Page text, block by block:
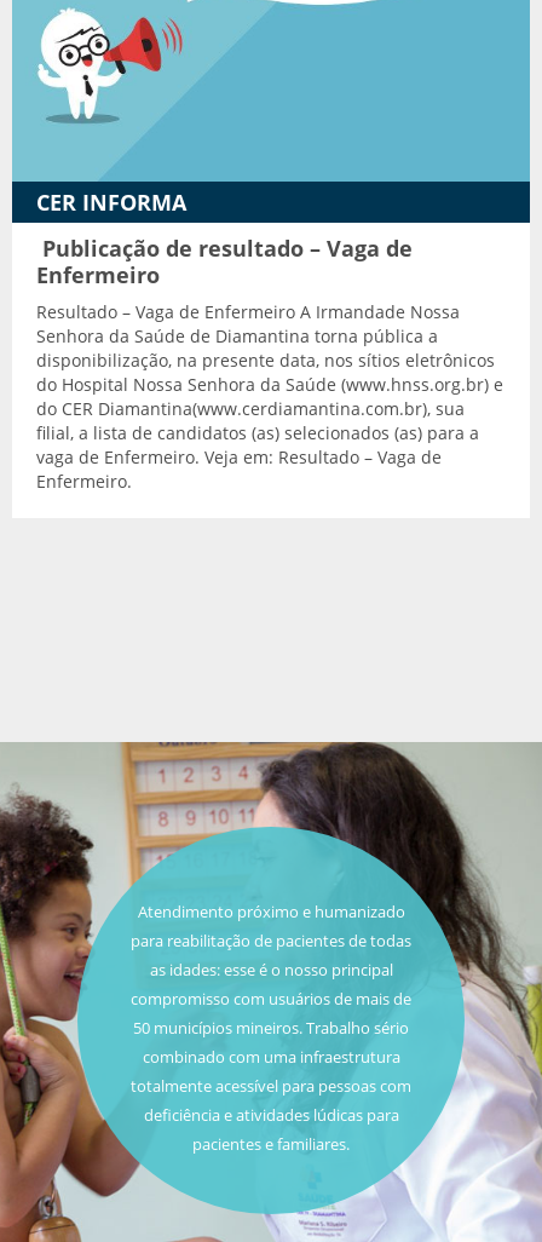
Cinoterapia
Triagem Auditiva Neonatal - TAN
CER INFORMA
Publicação de resultado – Vaga de
Enfermeiro
Resultado – Vaga de Enfermeiro A Irmandade Nossa
Senhora da Saúde de Diamantina torna pública a
disponibilização, na presente data, nos sítios eletrônicos
do Hospital Nossa Senhora da Saúde (www.hnss.org.br) e
do CER Diamantina(www.cerdiamantina.com.br), sua
filial, a lista de candidatos (as) selecionados (as) para a
vaga de Enfermeiro. Veja em: Resultado – Vaga de
Enfermeiro.
Atendimento próximo e humanizado
para reabilitação de pacientes de todas
as idades: esse é o nosso principal
compromisso com usuários de mais de
50 municípios mineiros. Trabalho sério
combinado com uma infraestrutura
totalmente acessível para pessoas com
deficiência e atividades lúdicas para
pacientes e familiares.